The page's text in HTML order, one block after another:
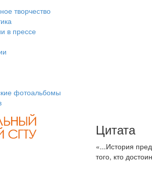
творчество
в прессе
фотоальбомы
Цитата
«...История
того, кто